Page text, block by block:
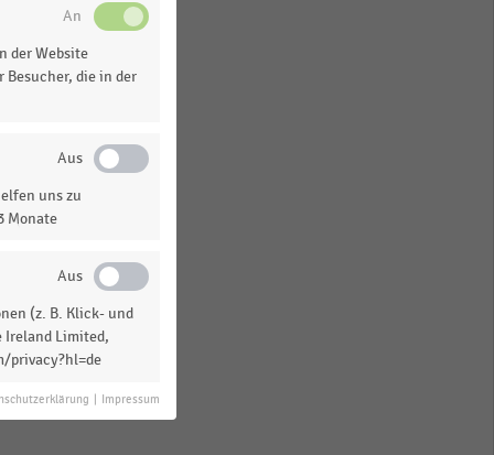
der Website
Besucher, die in der
uns zu
Monate
(z. B. Klick- und
Ireland Limited,
privacy?hl=de
Impressum